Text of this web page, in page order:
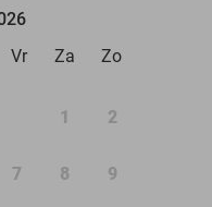
Vr Za Zo
1 2
7 8 9